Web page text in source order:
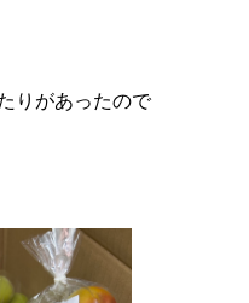
りがあったので